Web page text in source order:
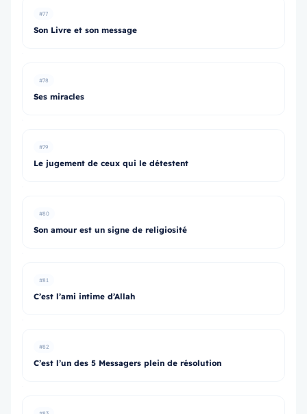
#77
Son Livre et son message
#78
Ses miracles
#79
Le jugement de ceux qui le détestent
#80
Son amour est un signe de religiosité
#81
C’est l’ami intime d’Allah
#82
C’est l’un des 5 Messagers plein de résolution